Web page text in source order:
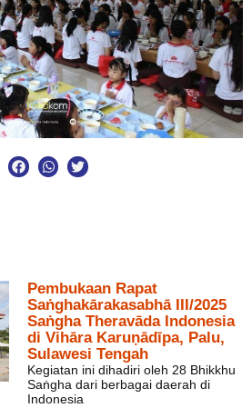
Pembukaan Rapat
Saṅghakārakasabhā III/2025
Saṅgha Theravāda Indonesia
di Vihāra Karuṇādīpa, Palu,
Sulawesi Tengah
Kegiatan ini dihadiri oleh 28 Bhikkhu
Saṅgha dari berbagai daerah di
Indonesia